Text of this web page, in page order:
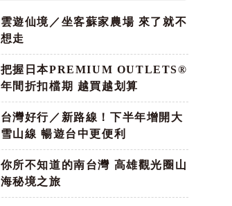
雲遊仙境／坐客蘇家農場 來了就不
想走
把握日本PREMIUM OUTLETS®
年間折扣檔期 越買越划算
台灣好行／新路線！下半年增開大
雪山線 暢遊台中更便利
你所不知道的南台灣 高雄觀光圈山
海秘境之旅